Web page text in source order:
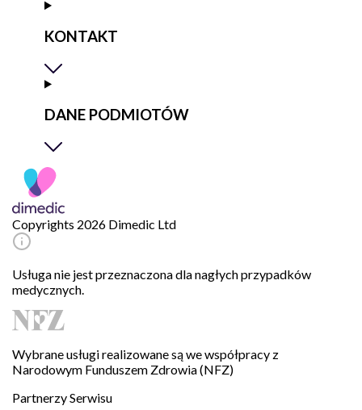
KONTAKT
DANE PODMIOTÓW
Copyrights 2026 Dimedic Ltd
Usługa nie jest przeznaczona dla nagłych przypadków
medycznych.
Wybrane usługi realizowane są we współpracy z
Narodowym Funduszem Zdrowia (NFZ)
Partnerzy Serwisu